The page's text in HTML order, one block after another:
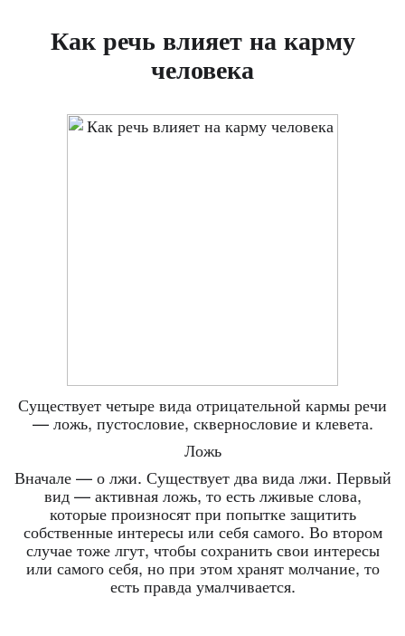
Как речь влияет на карму
человека
Существует четыре вида отрицательной кармы речи
— ложь, пустословие, сквернословие и клевета.
Ложь
Вначале — о лжи. Существует два вида лжи. Первый
вид — активная ложь, то есть лживые слова,
которые произносят при попытке защитить
собственные интересы или себя самого. Во втором
случае тоже лгут, чтобы сохранить свои интересы
или самого себя, но при этом хранят молчание, то
есть правда умалчивается.